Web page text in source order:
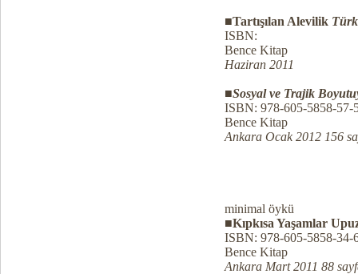
■Tartışılan Alevilik
ISBN:
Bence Kitap
Haziran 2011
■Sosyal ve Trajik
ISBN: 978-605-5858-57-
Bence Kitap
Ankara Ocak 2012 156
minimal öykü
■Kıpkısa Yaşamlar
ISBN: 978-605-5858-34-
Bence Kitap
Ankara Mart 2011 88